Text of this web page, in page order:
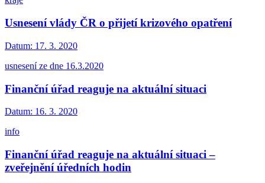
Usnesení vlády ČR o přijetí krizového opatření
Datum: 17. 3. 2020
usnesení ze dne 16.3.2020
Finanční úřad reaguje na aktuální situaci
Datum: 16. 3. 2020
info
Finanční úřad reaguje na aktuální situaci –
zveřejnění úředních hodin